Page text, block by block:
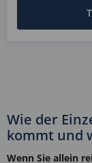
Wie der
kommt und
Wenn Sie allein